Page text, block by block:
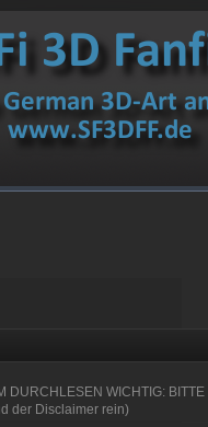
DURCHLESEN WICHTIG:
der Disclaimer rein)